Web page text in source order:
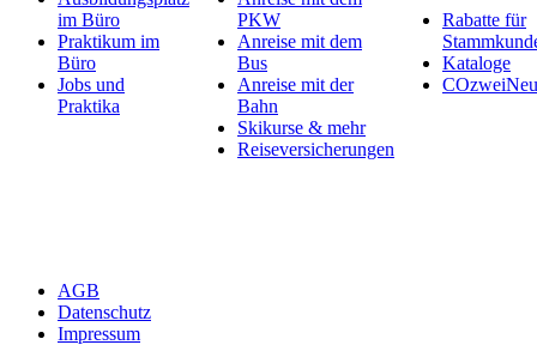
im Büro
Praktikum im
Büro
Jobs und
Praktika
PKW
Anreise mit dem
Bus
Anreise mit der
Bahn
Skikurse & mehr
Reiseversicherungen
Rabatte für
Kataloge
AGB
Datenschutz
Impressum